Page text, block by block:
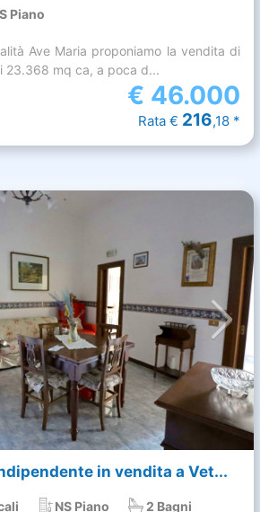
Piano
Ave Maria proponiamo la vendita di
23.368 mq ca, a poca d...
€ 46.000
Rata € 216,18 *
in vendita a Vet...
NS Piano 2 Bagni